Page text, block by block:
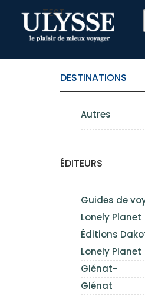
TEST
DESTINATIONS
Autres
ÉDITEURS
Guides de
Lonely
Éditions
Lonely
Glénat-
Glénat